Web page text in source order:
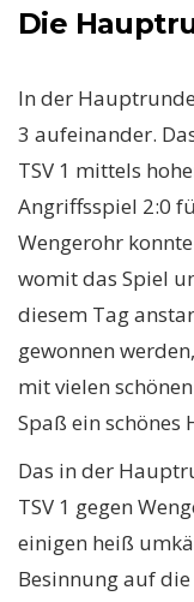
Die
In der
3 aufeinander.
TSV 1 mittels
Angriffsspiel 2:0
Wengerohr
womit das Spiel
diesem Tag
gewonnen
mit vielen
Spaß ein
Das in der
TSV 1 gegen
einigen heiß
Besinnung auf die